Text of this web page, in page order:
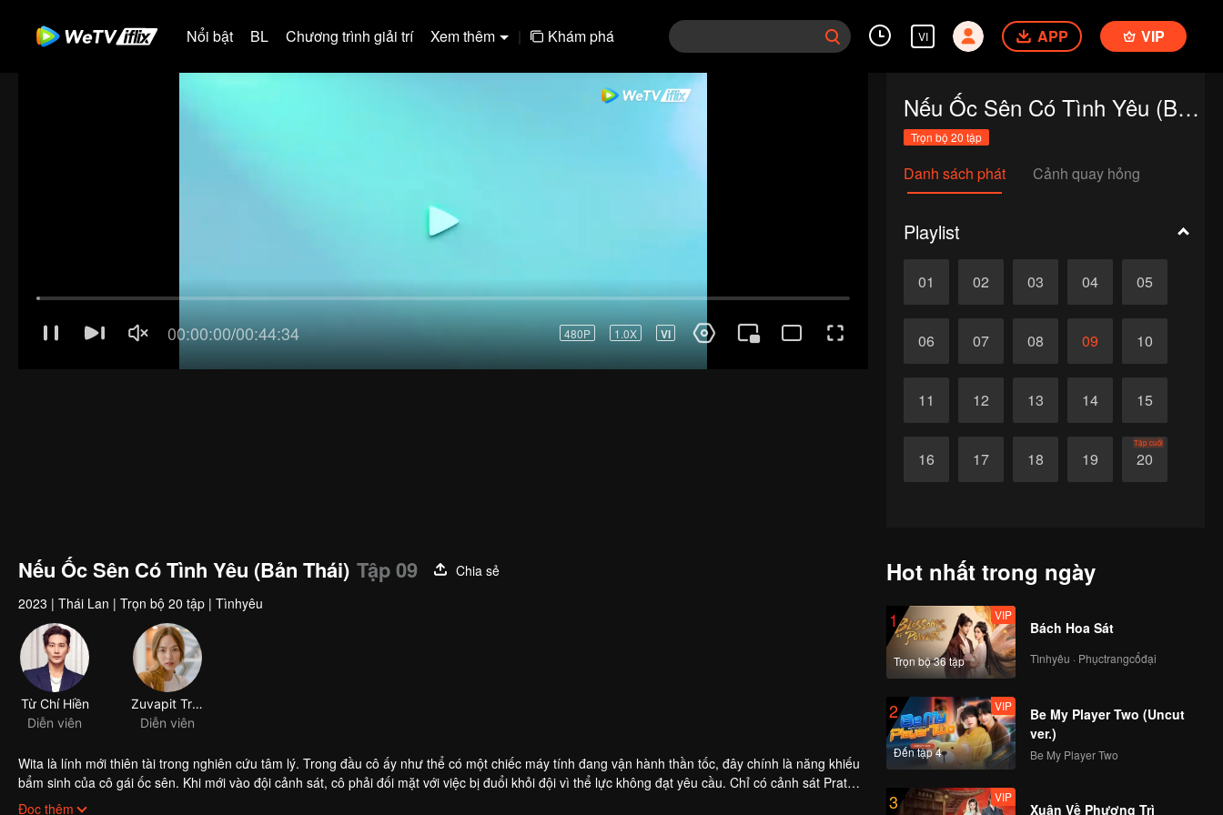
Nổi bật BL Chương trình giải trí Xem thêm | Khám phá VI APP VIP
Nếu Ốc Sên Có Tình Yêu (Bản Thái)
Trọn bộ 20 tập
Danh sách phát Cảnh quay hỏng
Playlist
01 02 03 04 05
06 07 08 09 10
11 12 13 14 15
16 17 18 19 20
Tập cuối
Nếu Ốc Sên Có Tình Yêu (Bản Thái) Tập 09
Chia sẻ
2023 | Thái Lan | Trọn bộ 20 tập | Tìnhyêu
Từ Chí Hiền
Diễn viên
Zuvapit Traipornworakit
Diễn viên
Wita là lính mới thiên tài trong nghiên cứu tâm lý. Trong đầu cô ấy như thể có một chiếc máy tính đang vận hành thần tốc, đây chính là năng khiếu
bẩm sinh của cô gái ốc sên. Khi mới vào đội cảnh sát, cô phải đối mặt với việc bị đuổi khỏi đội vì thể lực không đạt yêu cầu. Chỉ có cảnh sát Prat
giúp được cô ấy. Vì thế Wita nghĩ mọi cách xin Prat nhận cô làm học trò. Prat là đội trưởng Đội điều tra án đặc biệt của Cục cảnh sát, là thần thám
Ban đầu Prat không hề có thiện cảm với Wita, hai người có khác biệt lớn trong quan điểm phá án, nhưng sau khi cả hai bắt tay phá một loạt vụ án,
Đọc thêm
Hot nhất trong ngày
1
Trọn bộ 36 tập
VIP
Bách Hoa Sát
Tìnhyêu · Phụctrangcổđại
2
Đến tập 4
VIP
Be My Player Two (Uncut
ver.)
Be My Player Two
3 VIP
Xuân Về Phượng Trì